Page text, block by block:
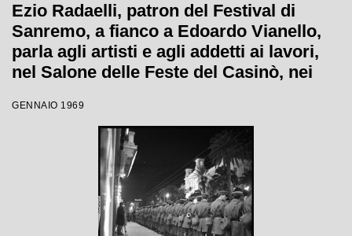
Ezio Radaelli, patron del Festival di
Sanremo, a fianco a Edoardo Vianello,
parla agli artisti e agli addetti ai lavori,
nel Salone delle Feste del Casinò, nei
GENNAIO 1969